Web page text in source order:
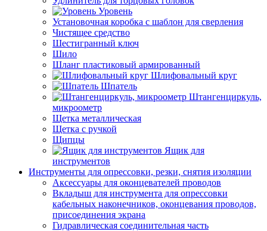
Уровень
Установочная коробка с шаблон для сверления
Чистящее средство
Шестигранный ключ
Шило
Шланг пластиковый армированный
Шлифовальный круг
Шпатель
Штангенциркуль,
микроометр
Щетка металлическая
Щетка с ручкой
Щипцы
Ящик для
инструментов
Инструменты для опрессовки, резки, снятия изоляции
Аксессуары для оконцевателей проводов
Вкладыш для инструмента для опрессовки
кабельных наконечников, оконцевания проводов,
присоединения экрана
Гидравлическая соединительная часть